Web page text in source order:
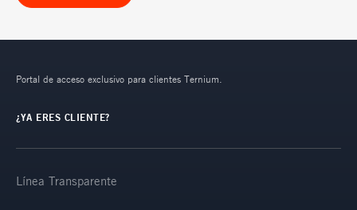
Portal de acceso exclusivo para clientes Ternium.
¿YA ERES CLIENTE?
Línea Transparente